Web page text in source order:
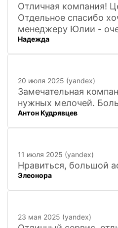
Отличная компания!
Отдельное спасибо
менеджеру Юлии -
покупкой и доставкой
фигурок! Буду ждать
Надежда
20 июля 2025 (yandex)
Замечательная
нужных мелочей.
Антон Кудрявцев
11 июля 2025 (yandex)
Нравиться, большой
Элеонора
23 мая 2025 (yandex)